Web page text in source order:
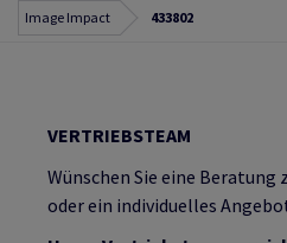
Image Impact 433802
VERTRIEBSTEAM
Wünschen Sie eine Beratung
oder ein individuelles